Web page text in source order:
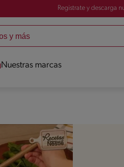
Registrate y descarga
Nuestras marcas